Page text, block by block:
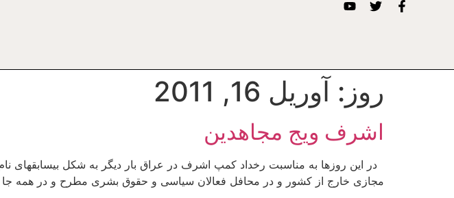
روز: آوریل 16, 2011
اشرف ویج مجاهدین
در این روزها به مناسبت رخداد کمپ اشرف در عراق بار دیگر به شکل بی­سابقه­ای
مجازی خارج از کشور و در محافل فعالان سیاسی و حقوق بشری مطرح و در همه